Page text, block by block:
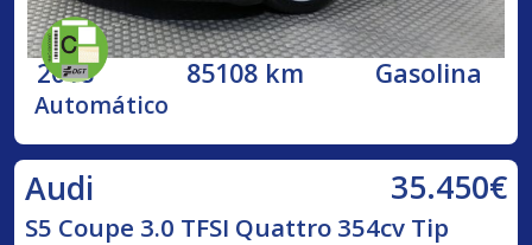
2018 85108 km Gasolina
Automático
Audi 35.450€
S5 Coupe 3.0 TFSI Quattro 354cv Tip